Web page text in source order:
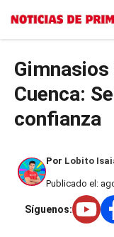
Saltar
Cuenca:
confianza
Por Lobito
Publicado el:
Síguenos: